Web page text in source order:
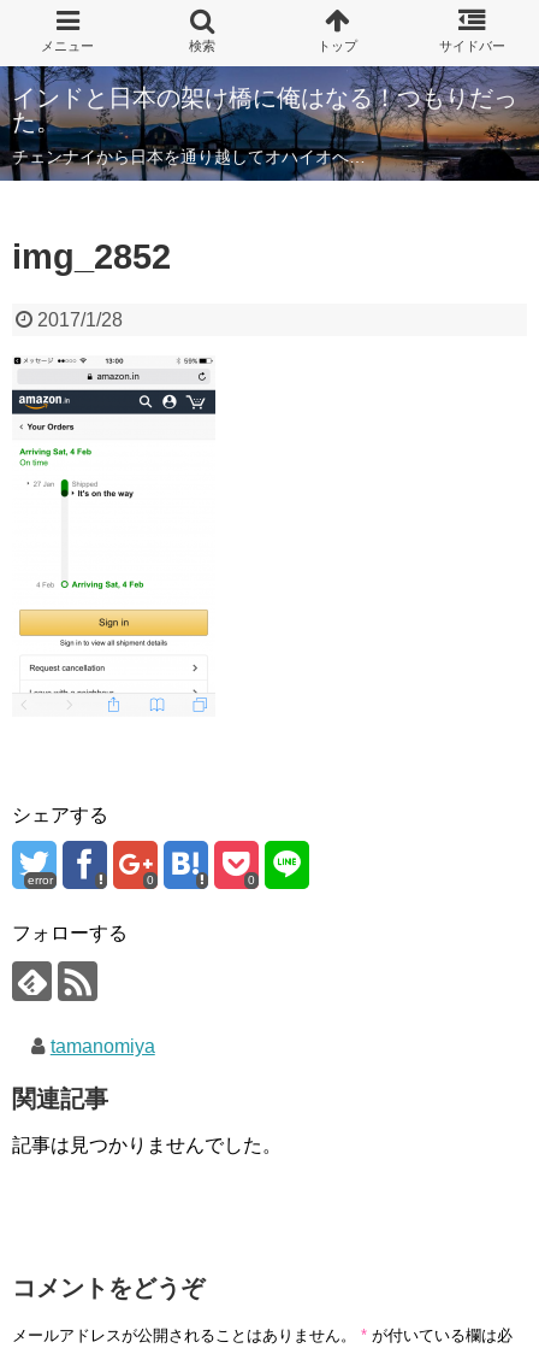
インドと日本の架け橋に俺はなる！つもりだっ
た。
チェンナイから日本を通り越してオハイオへ…
img_2852
2017/1/28
シェアする
error 0 0
フォローする
tamanomiya
関連記事
記事は見つかりませんでした。
コメントをどうぞ
メールアドレスが公開されることはありません。 * が付いている欄は必